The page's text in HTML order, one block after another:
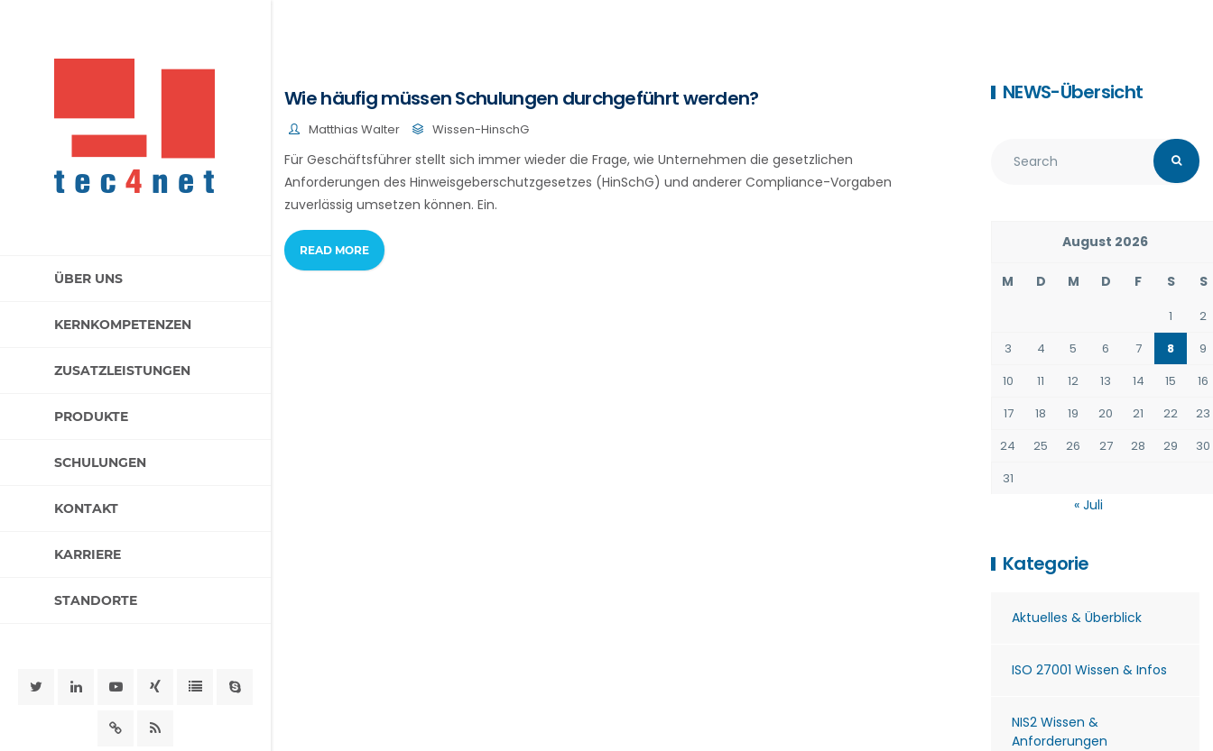
ÜBER UNS
KERNKOMPETENZEN
ZUSATZLEISTUNGEN
PRODUKTE
SCHULUNGEN
KONTAKT
KARRIERE
STANDORTE
Wie häufig müssen Schulungen durchgeführt werden?
Matthias Walter Wissen-HinschG
Für Geschäftsführer stellt sich immer wieder die Frage, wie Unternehmen die gesetzlichen
Anforderungen des Hinweisgeberschutzgesetzes (HinSchG) und anderer Compliance-Vorgaben
zuverlässig umsetzen können. Ein.
READ MORE
NEWS-Übersicht
August 2026
M D M D F S S
1
2
3
4 5 6 7 8
9
10
11 12 13 14 15
16
17
18 19 20 21 22
23
24
25 26 27 28 29
30
31
« Juli
Kategorie
Aktuelles & Überblick
ISO 27001 Wissen & Infos
NIS2 Wissen &
Anforderungen